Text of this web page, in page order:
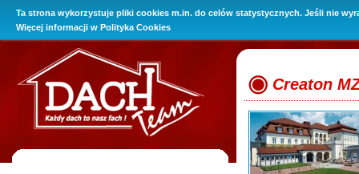
Ta strona wykorzystuje pliki cookies m.in. do celów statystycznych. Jeśli nie
Więcej informacji w Polityka Cookies
O Firmie Promocje Oferta Baza wiedzy Kontakt i
Creaton